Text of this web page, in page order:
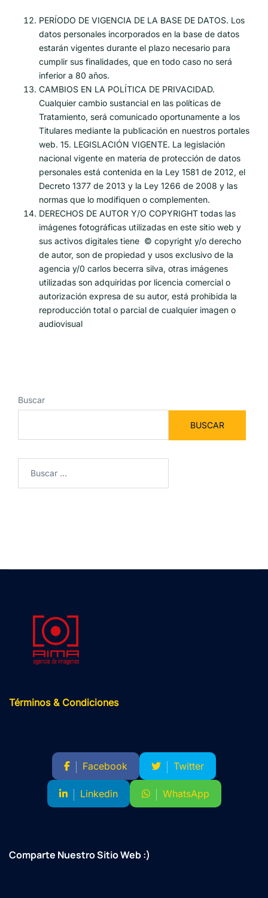
PERÍODO DE VIGENCIA DE LA BASE DE DATOS. Los
datos personales incorporados en la base de datos
estarán vigentes durante el plazo necesario para
cumplir sus finalidades, que en todo caso no será
inferior a 80 años.
CAMBIOS EN LA POLÍTICA DE PRIVACIDAD.
Cualquier cambio sustancial en las políticas de
Tratamiento, será comunicado oportunamente a los
Titulares mediante la publicación en nuestros portales
web. 15. LEGISLACIÓN VIGENTE. La legislación
nacional vigente en materia de protección de datos
personales está contenida en la Ley 1581 de 2012, el
Decreto 1377 de 2013 y la Ley 1266 de 2008 y las
normas que lo modifiquen o complementen.
DERECHOS DE AUTOR Y/O COPYRIGHT todas las
imágenes fotográficas utilizadas en este sitio web y
sus activos digitales tiene © copyright y/o derecho
de autor, son de propiedad y usos exclusivo de la
agencia y/0 carlos becerra silva, otras imágenes
utilizadas son adquiridas por licencia comercial o
autorización expresa de su autor, está prohibida la
reproducción total o parcial de cualquier imagen o
audiovisual
Buscar
BUSCAR
Términos & Condiciones
Facebook Twitter
Linkedin WhatsApp
Comparte Nuestro Sitio Web :)